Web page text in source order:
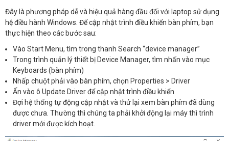
Đây là phương pháp dễ và hiệu quả hàng đầu đối với laptop sử dụng
hệ điều hành Windows. Để cập nhật trình điều khiển bàn phím, bạn
thực hiện theo các bước sau:
Vào Start Menu, tìm trong thanh Search “device manager”
Trong trình quản lý thiết bị Device Manager, tìm nhấn vào mục
Keyboards (bàn phím)
Nhấp chuột phải vào bàn phím, chọn Properties > Driver
Ấn vào ô Update Driver để cập nhật trình điều khiển
Đợi hệ thống tự động cập nhật và thử lại xem bàn phím đã dùng
được chưa. Thường thì chúng ta phải khởi động lại máy thì trình
driver mới được kích hoạt.